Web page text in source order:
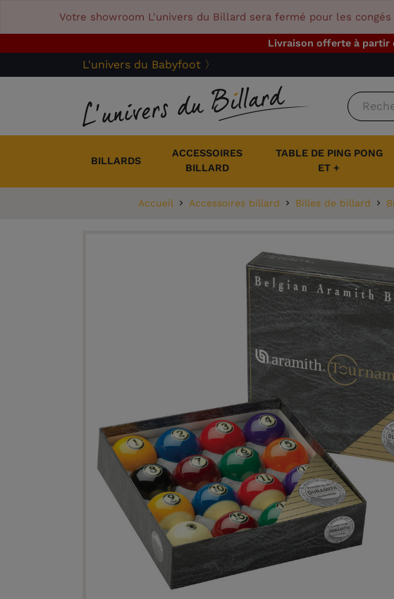
Votre showroom L'univers du Billard sera fermé pour les
Livraison offerte à partir
L'univers du Babyfoot 〉
BILLARDS
ACCESSOIRES
BILLARD
TABLE DE PING PONG
ET +
Accueil Accessoires billard Billes de billard